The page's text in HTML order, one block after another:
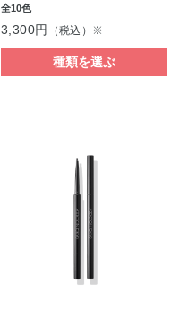
全10色
3,300円 （税込）※
種類を選ぶ